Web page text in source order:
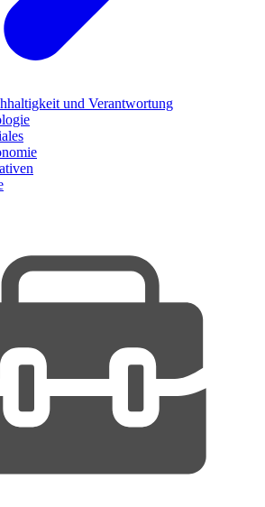
und Verantwortung